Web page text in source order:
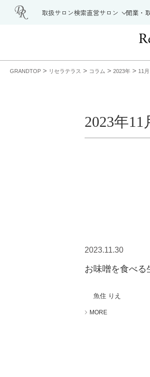
取扱サロン検索直営サロン 開業・
GRANDTOP > リセラテラス > コラム > 2023年 > 11月
2023年
2023.11.30
お味噌を食べる
魚住 りえ
MORE